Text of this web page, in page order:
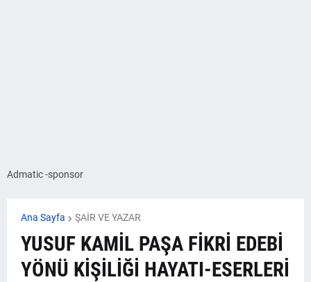
Admatic -sponsor
Ana Sayfa ŞAİR VE YAZAR
YUSUF KAMİL PAŞA FİKRİ EDEBİ
YÖNÜ KİŞİLİĞİ HAYATI-ESERLERİ